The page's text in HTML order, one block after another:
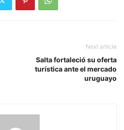
Next article
Salta fortaleció su oferta
turística ante el mercado
uruguayo